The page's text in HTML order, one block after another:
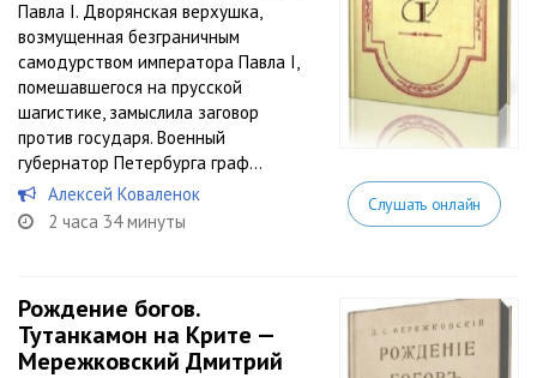
Павла I. Дворянская верхушка,
возмущенная безграничным
самодурством императора Павла I,
помешавшегося на прусской
шагистике, замыслила заговор
против государя. Военный
губернатор Петербурга граф...
Алексей Коваленок
2 часа 34 минуты
Слушать онлайн
Рождение богов.
Тутанкамон на Крите —
Мережковский Дмитрий